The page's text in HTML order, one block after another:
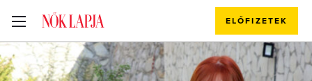
ELŐFIZETEK